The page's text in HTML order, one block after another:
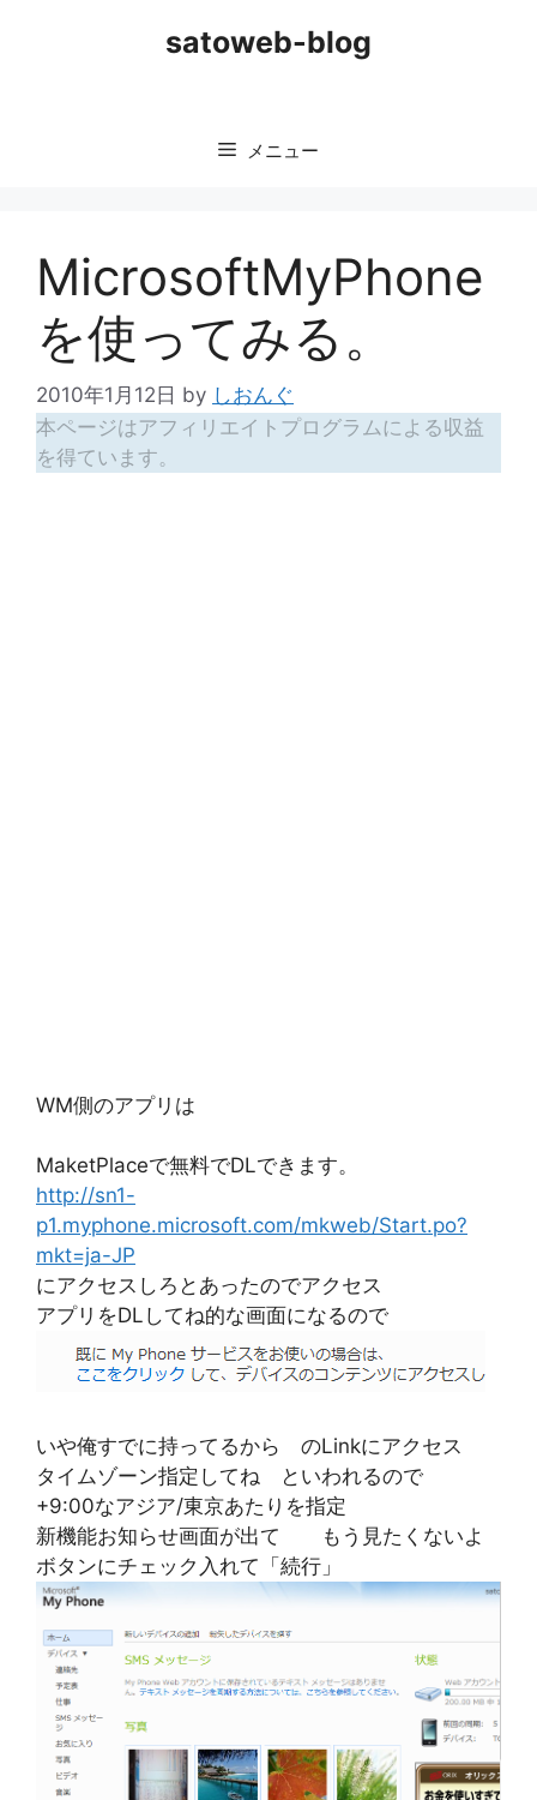
satoweb-blog
メニュー
MicrosoftMyPhone
を使ってみる。
2010年1月12日 by しおんぐ
本ページはアフィリエイトプログラムによる収益
を得ています。
WM側のアプリは
MaketPlaceで無料でDLできます。
http://sn1-
p1.myphone.microsoft.com/mkweb/Start.po?
mkt=ja-JP
にアクセスしろとあったのでアクセス
アプリをDLしてね的な画面になるので
いや俺すでに持ってるから のLinkにアクセス
タイムゾーン指定してね といわれるので
+9:00なアジア/東京あたりを指定
新機能お知らせ画面が出て もう見たくないよ
ボタンにチェック入れて「続行」